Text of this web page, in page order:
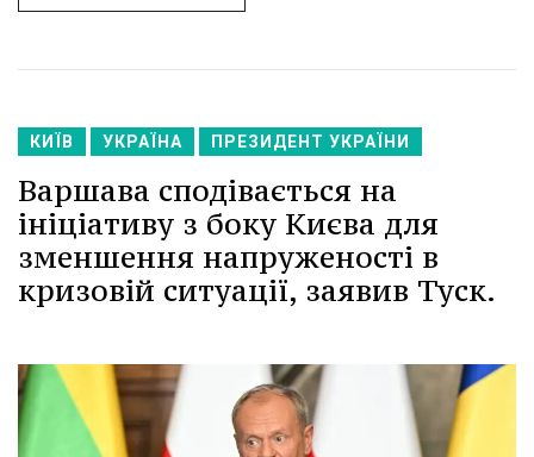
КИЇВ УКРАЇНА ПРЕЗИДЕНТ УКРАЇНИ
Варшава сподівається на
ініціативу з боку Києва для
зменшення напруженості в
кризовій ситуації, заявив Туск.